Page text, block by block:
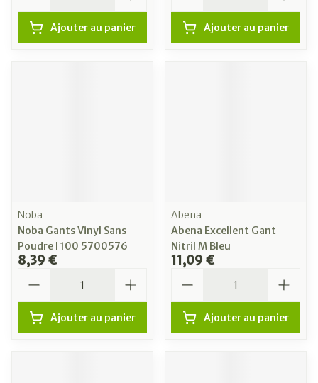
Ajouter au panier Ajouter au panier
Noba
Noba Gants Vinyl Sans
Poudre l 100 5700576
8,39 €
Ajouter au panier
Abena
Abena Excellent Gant
Nitril M Bleu
11,09 €
Ajouter au panier